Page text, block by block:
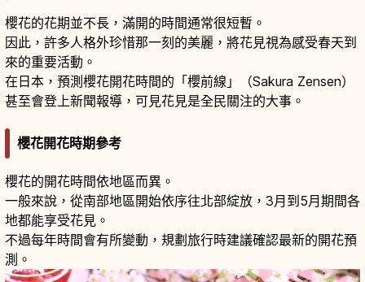
櫻花的花期並不長，滿開的時間通常很短暫。
因此，許多人格外珍惜那一刻的美麗，將花見視為感受春天到
來的重要活動。
在日本，預測櫻花開花時間的「櫻前線」（Sakura Zensen）
甚至會登上新聞報導，可見花見是全民關注的大事。
櫻花開花時期參考
櫻花的開花時間依地區而異。
一般來說，從南部地區開始依序往北部綻放，3月到5月期間各
地都能享受花見。
不過每年時間會有所變動，規劃旅行時建議確認最新的開花預
測。